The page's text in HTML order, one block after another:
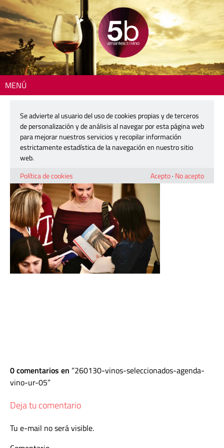
MENÚ
260130-vinos-seleccionados-
agenda-vino-ur-05
30 enero, 2026
0 comentarios en 260130-vinos-seleccionados-agenda-
vino-ur-05
Deja tu comentario
Tu e-mail no será visible.
Se advierte al usuario del uso de cookies propias y de terceros
de personalización y de análisis al navegar por esta página web
para mejorar nuestros servicios y recopilar información
estrictamente estadística de la navegación en nuestro sitio
web.
Política de cookies
Acepto· No acepto